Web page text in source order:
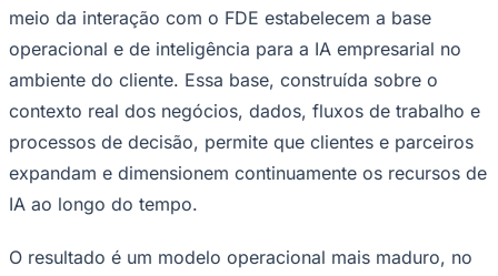
São Paulo
meio da interação com o FDE estabelecem a base
operacional e de inteligência para a IA empresarial no
ambiente do cliente. Essa base, construída sobre o
contexto real dos negócios, dados, fluxos de trabalho e
processos de decisão, permite que clientes e parceiros
expandam e dimensionem continuamente os recursos de
IA ao longo do tempo.
O resultado é um modelo operacional mais maduro, no